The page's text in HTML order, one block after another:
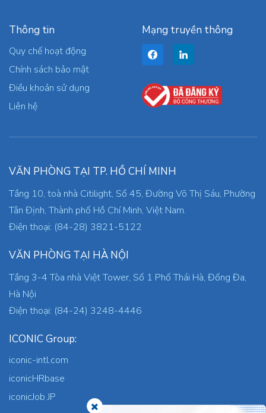
Thông tin
Quy chế hoạt động
Chính sách bảo mật
Điều khoản sử dụng
Liên hệ
Mạng truyền thông
VĂN PHÒNG TẠI TP. HỒ CHÍ MINH
Tầng 10, toà nhà Citilight, Số 45, Đường Võ Thị Sáu, Phường
Tân Định, Thành phố Hồ Chí Minh, Việt Nam.
Điện thoại: (84-28) 3821-5122
VĂN PHÒNG TẠI HÀ NỘI
Tầng 3-4 Tòa nhà Việt Tower, Số 1 Phố Thái Hà, Đống Đa,
Hà Nội
Điện thoại: (84-24) 3248-4446
ICONIC Group:
iconic-intl.com
iconicHRbase
iconicJob JP